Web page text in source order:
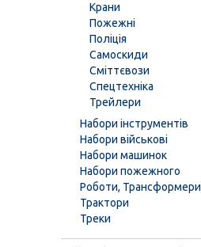
Крани
Пожежні
Поліція
Самоскиди
Сміттєвози
Спецтехніка
Трейлери
Набори інструментів
Набори військові
Набори машинок
Набори пожежного
Роботи, Трансформери
Трактори
Треки